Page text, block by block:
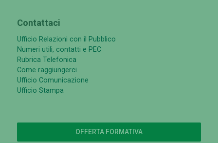
Contattaci
Ufficio Relazioni con il Pubblico
Numeri utili, contatti e PEC
Rubrica Telefonica
Come raggiungerci
Ufficio Comunicazione
Ufficio Stampa
OFFERTA FORMATIVA